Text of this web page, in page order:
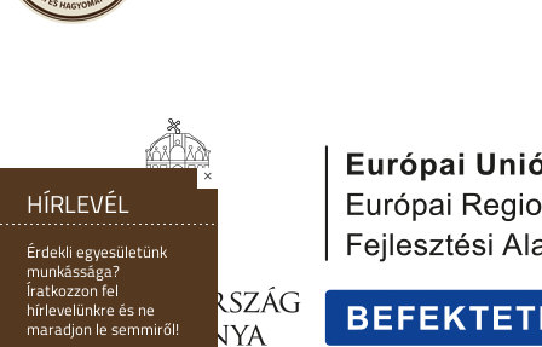
HÍRLEVÉL
Érdekli egyesületünk
munkássága?
Íratkozzon fel
hírlevelünkre és ne
maradjon le semmiről!
×